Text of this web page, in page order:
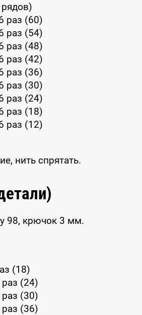
раз (60)
раз (54)
раз (48)
раз (42)
раз (36)
раз (30)
раз (24)
раз (18)
раз (12)
нить спрятать.
98, крючок 3 мм.
(18)
(24)
(30)
(36)